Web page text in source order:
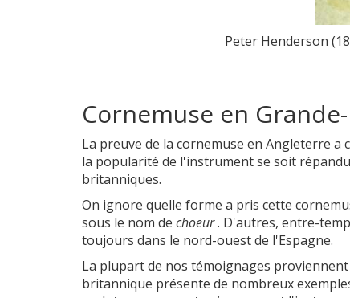
Peter Henderson
Cornemuse en
La preuve de la cornemuse en Angleterre a
la popularité de l'instrument se soit
britanniques.
On ignore quelle forme a pris cette
sous le nom de choeur. D'autres, entre-
toujours dans le nord-ouest de l'Espagne.
La plupart de nos témoignages
britannique présente de nombreux